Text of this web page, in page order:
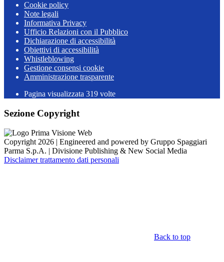
Cookie policy
Note legali
Informativa Privacy
Ufficio Relazioni con il Pubblico
Dichiarazione di accessibilità
Obiettivi di accessibilità
Whistleblowing
Gestione consensi cookie
Amministrazione trasparente
Pagina visualizzata 319 volte
Sezione Copyright
Copyright 2026 | Engineered and powered by Gruppo Spaggiari
Parma S.p.A. | Divisione Publishing & New Social Media
Disclaimer trattamento dati personali
Back to top